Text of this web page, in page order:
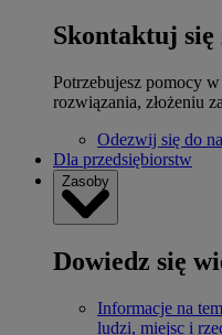
Skontaktuj się
Potrzebujesz pomocy
rozwiązania, złożeniu
Odezwij się do
Dla przedsiębiorstw
Zasoby
Dowiedz się
Informacje na
ludzi, miejsc i